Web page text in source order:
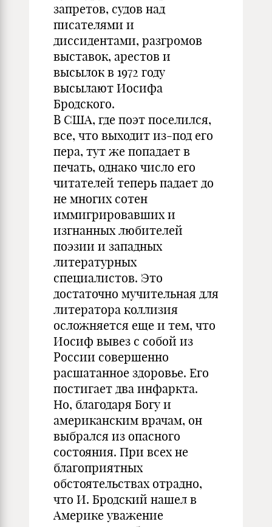
запретов, судов над
писателями и
диссидентами, разгромов
выставок, арестов и
высылок в 1972 году
высылают Иосифа
Бродского.
В США, где поэт поселился,
все, что выходит из-под его
пера, тут же попадает в
печать, однако число его
читателей теперь падает до
не многих сотен
иммигрировавших и
изгнанных любителей
поэзии и западных
литературных
специалистов. Это
достаточно мучительная для
литератора коллизия
осложняется еще и тем, что
Иосиф вывез с собой из
России совершенно
расшатанное здоровье. Его
постигает два инфаркта.
Но, благодаря Богу и
американским врачам, он
выбрался из опасного
состояния. При всех не
благоприятных
обстоятельствах отрадно,
что И. Бродский нашел в
Америке уважение